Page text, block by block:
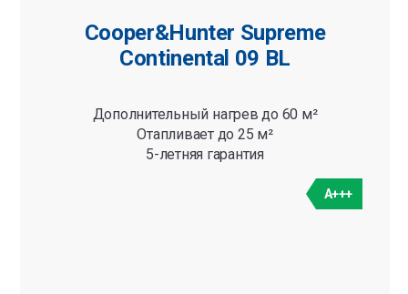
Cooper&Hunter Supreme
Continental 09 BL
Дополнительный нагрев до 60 м²
Отапливает до 25 м²
5-летняя гарантия
A+++